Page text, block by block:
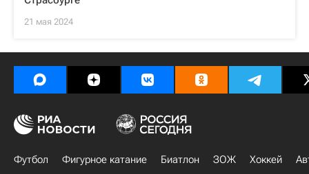
21 мая 2024
Футбол Фигурное катание Биатлон ЗОЖ Хоккей